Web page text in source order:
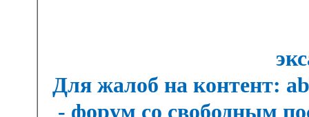
Для жалоб на контент:
- форум со свободным